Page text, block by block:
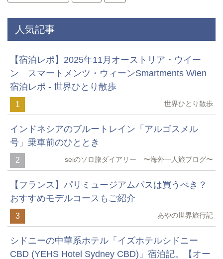
人気記事
【宿泊レポ】2025年11月オーストリア・ウイー
ン スマートメンツ・ウィーンSmartments Wien
宿泊レポ - 世界ひとり散歩
1 世界ひとり散歩
インドネシアのブルートレイン「アルゴスメル
号」乗車前のひととき
2 seiのソロ旅ダイアリー 〜海外一人旅ブログ〜
【フランス】パリミュージアムパスは買うべき？
おすすめモデルコースもご紹介
3 あやの世界旅行記
シドニーの中華系ホテル「イズホテルシドニー
CBD (YEHS Hotel Sydney CBD)」宿泊記。【オー